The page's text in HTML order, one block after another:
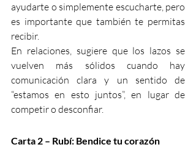
ayudarte o simplemente escucharte, pero
es importante que también te permitas
recibir.
En relaciones, sugiere que los lazos se
vuelven más sólidos cuando hay
comunicación clara y un sentido de
“estamos en esto juntos”, en lugar de
competir o desconfiar.
Carta 2 – Rubí: Bendice tu corazón